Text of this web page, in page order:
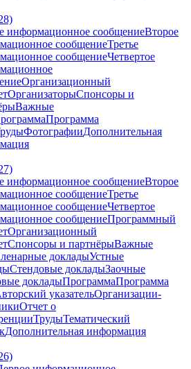
информационное сообщениеВторое
сообщениеТретье
сообщениеЧетвертое
Организационный
ОрганизаторыСпонсоры и
Важные
Программа
ФотографииДополнительная
информационное сообщениеВторое
сообщениеТретье
сообщениеЧетвертое
сообщениеПрограммный
Организационный
Спонсоры и партнёрыВажные
докладыУстные
Стендовые докладыЗаочные
докладыПрограммаПрограмма
указательОрганизации-
Отчет о
ТрудыТематический
Дополнительная информация